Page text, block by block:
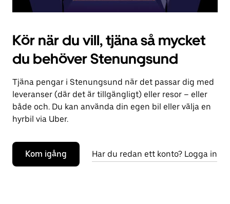
Kör när du vill, tjäna så mycket
du behöver Stenungsund
Tjäna pengar i Stenungsund när det passar dig med
leveranser (där det är tillgängligt) eller resor – eller
både och. Du kan använda din egen bil eller välja en
hyrbil via Uber.
Kom igång Har du redan ett konto? Logga in